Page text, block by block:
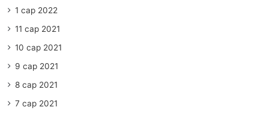
1 сар 2022
11 сар 2021
10 сар 2021
9 сар 2021
8 сар 2021
7 сар 2021